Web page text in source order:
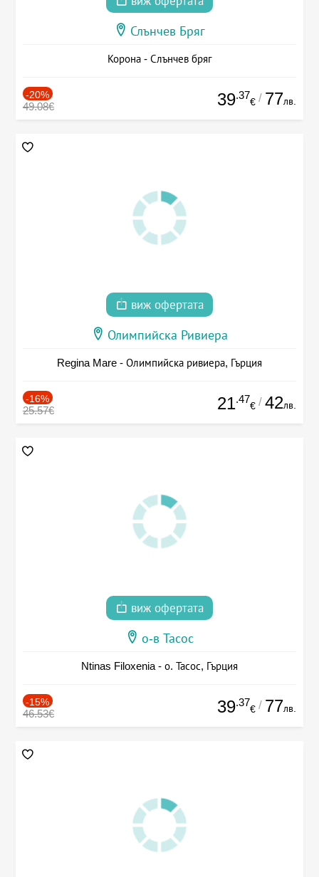
Слънчев Бряг
Корона - Слънчев бряг
-20%
49.08€ 39.37
€ / 77лв.
виж офертата
Олимпийска Ривиера
Regina Mare - Олимпийска ривиера, Гърция
-16%
25.57€ 21.47
€ / 42лв.
виж офертата
о-в Тасос
Ntinas Filoxenia - о. Тасос, Гърция
-15%
46.53€ 39.37
€ / 77лв.